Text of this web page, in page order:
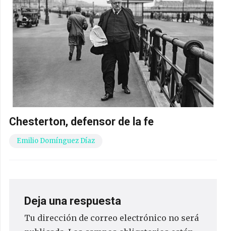
Chesterton, defensor de la fe
Emilio Domínguez Díaz
Deja una respuesta
Tu dirección de correo electrónico no será